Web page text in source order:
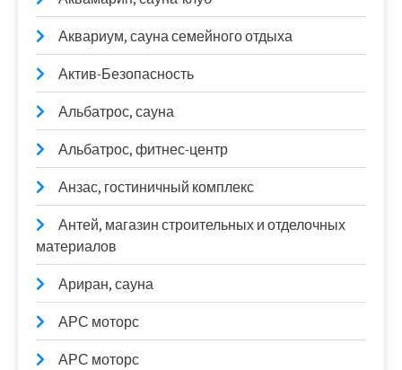
Аквариум, сауна семейного отдыха
Актив-Безопасность
Альбатрос, сауна
Альбатрос, фитнес-центр
Анзас, гостиничный комплекс
Антей, магазин строительных и отделочных
материалов
Ариран, сауна
АРС моторс
АРС моторс